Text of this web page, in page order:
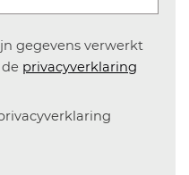
gegevens verwerkt
privacyverklaring